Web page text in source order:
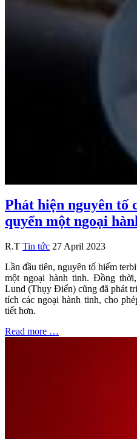
Phát hiện nguyên tố
quyển một ngoại
R.T Tin tức 27 April 2023
Lần đầu tiên, nguyên tố hiếm
một ngoại hành tinh. Đồng
Lund (Thụy Điển) cũng đã phát
tích các ngoại hành tinh, cho
tiết hơn.
Read more …